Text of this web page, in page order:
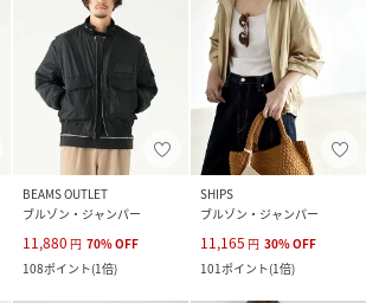
BEAMS OUTLET
ブルゾン・ジャンパー
11,880 円 70%OFF
108ポイント(1倍)
SHIPS
ブルゾン・ジャンパー
11,165 円 30%OFF
101ポイント(1倍)